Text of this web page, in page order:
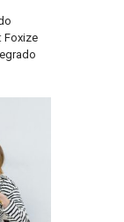
Foxize